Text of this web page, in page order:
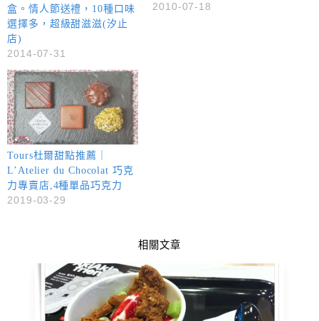
盒。情人節送禮，10種口味
選擇多，超級甜滋滋(汐止
店)
2014-07-31
2010-07-18
Tours杜爾甜點推薦｜
L’Atelier du Chocolat 巧克
力專賣店,4種單品巧克力
2019-03-29
相關文章